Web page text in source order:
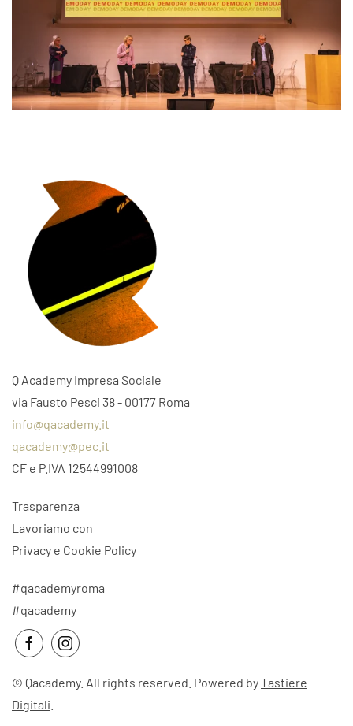
Q Academy Impresa Sociale
via Fausto Pesci 38 - 00177 Roma
info@qacademy.it
qacademy@pec.it
CF e P.IVA 12544991008
Trasparenza
Lavoriamo con
Privacy e Cookie Policy
#qacademyroma
#qacademy
© Qacademy. All rights reserved. Powered byTastiere
Digitali